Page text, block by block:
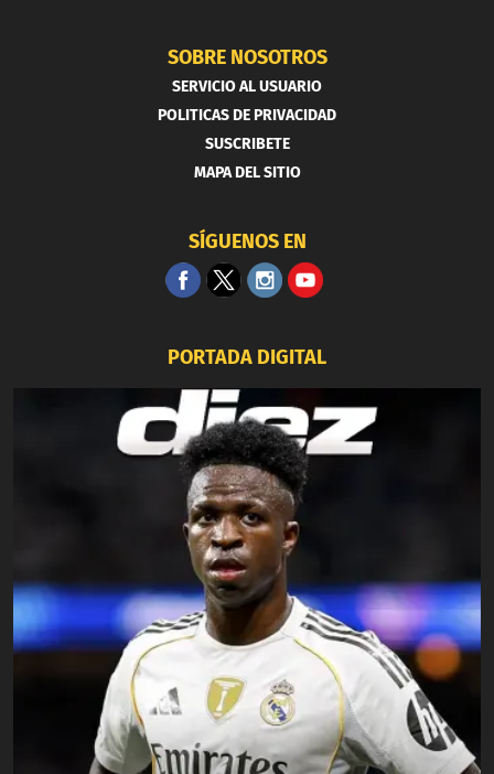
SOBRE NOSOTROS
SERVICIO AL USUARIO
POLITICAS DE PRIVACIDAD
SUSCRIBETE
MAPA DEL SITIO
SÍGUENOS EN
PORTADA DIGITAL